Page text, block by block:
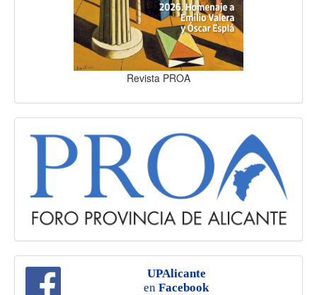
Revista PROA
UPAlicante
en Facebook